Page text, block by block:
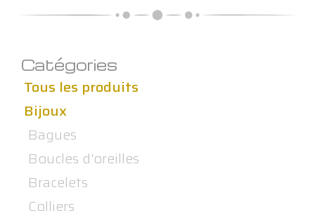
Catégories
Tous les produits
Bijoux
Bagues
Boucles d'oreilles
Bracelets
Colliers